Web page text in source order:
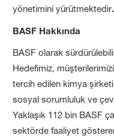
yönetimini yürütmektedir.
BASF Hakkında
BASF olarak
Hedefimiz,
tercih edilen kimya şirketi
sosyal sorumluluk ve
Yaklaşık 112 bin BASF
sektörde faaliyet